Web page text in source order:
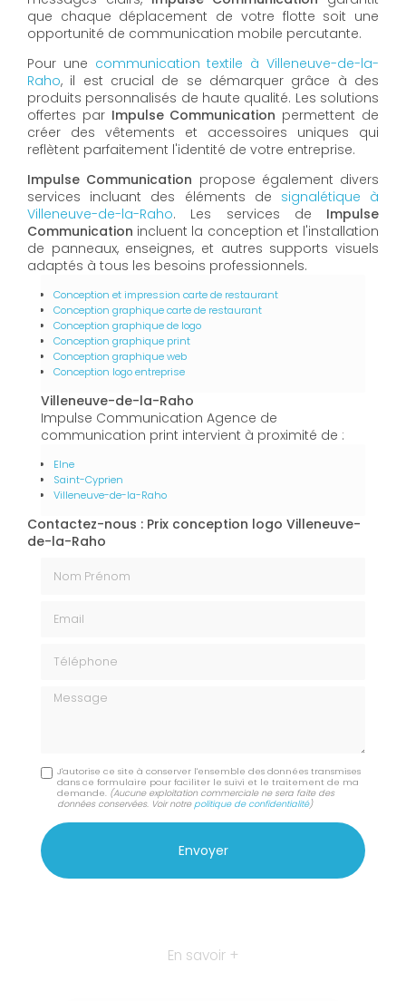
que chaque déplacement de votre flotte soit une
opportunité de communication mobile percutante.
Pour une communication textile à Villeneuve-de-la-
Raho, il est crucial de se démarquer grâce à des
produits personnalisés de haute qualité. Les solutions
offertes parImpulse Communication permettent de
créer des vêtements et accessoires uniques qui
reflètent parfaitement l'identité de votre entreprise.
Impulse Communication propose également divers
services incluant des éléments de signalétique à
Villeneuve-de-la-Raho. Les services de Impulse
Communication incluent la conception et l'installation
de panneaux, enseignes, et autres supports visuels
adaptés à tous les besoins professionnels.
Conception et impression carte de restaurant
Conception graphique carte de restaurant
Conception graphique de logo
Conception graphique print
Conception graphique web
Conception logo entreprise
Villeneuve-de-la-Raho
Impulse Communication Agence de
communication print intervient à proximité de :
Elne
Saint-Cyprien
Villeneuve-de-la-Raho
Contactez-nous : Prix conception logo Villeneuve-
de-la-Raho
Message
J'autorise ce site à conserver l'ensemble des données transmises
dans ce formulaire pour faciliter le suivi et le traitement de ma
demande. (Aucune exploitation commerciale ne sera faite des
données conservées. Voir notrepolitique de confidentialité)
En savoir +